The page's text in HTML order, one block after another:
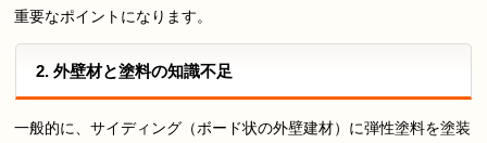
重要なポイントになります。
2. 外壁材と塗料の知識不足
一般的に、サイディング（ボード状の外壁建材）に弾性塗料を塗装